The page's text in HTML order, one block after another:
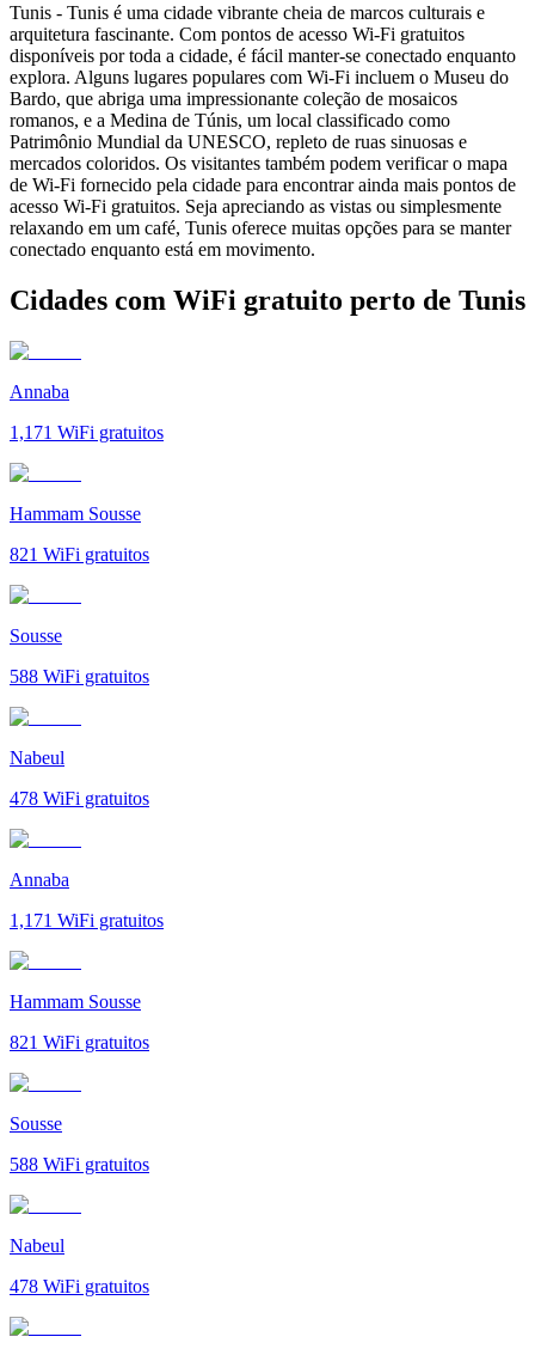
Tunis - Tunis é uma cidade vibrante cheia de marcos culturais e
arquitetura fascinante. Com pontos de acesso Wi-Fi gratuitos
disponíveis por toda a cidade, é fácil manter-se conectado enquanto
explora. Alguns lugares populares com Wi-Fi incluem o Museu do
Bardo, que abriga uma impressionante coleção de mosaicos
romanos, e a Medina de Túnis, um local classificado como
Patrimônio Mundial da UNESCO, repleto de ruas sinuosas e
mercados coloridos. Os visitantes também podem verificar o mapa
de Wi-Fi fornecido pela cidade para encontrar ainda mais pontos de
acesso Wi-Fi gratuitos. Seja apreciando as vistas ou simplesmente
relaxando em um café, Tunis oferece muitas opções para se manter
conectado enquanto está em movimento.
Cidades com WiFi gratuito perto de Tunis
Annaba
1,171 WiFi gratuitos
Hammam Sousse
821 WiFi gratuitos
Sousse
588 WiFi gratuitos
Nabeul‎
478 WiFi gratuitos
Annaba
1,171 WiFi gratuitos
Hammam Sousse
821 WiFi gratuitos
Sousse
588 WiFi gratuitos
Nabeul‎
478 WiFi gratuitos